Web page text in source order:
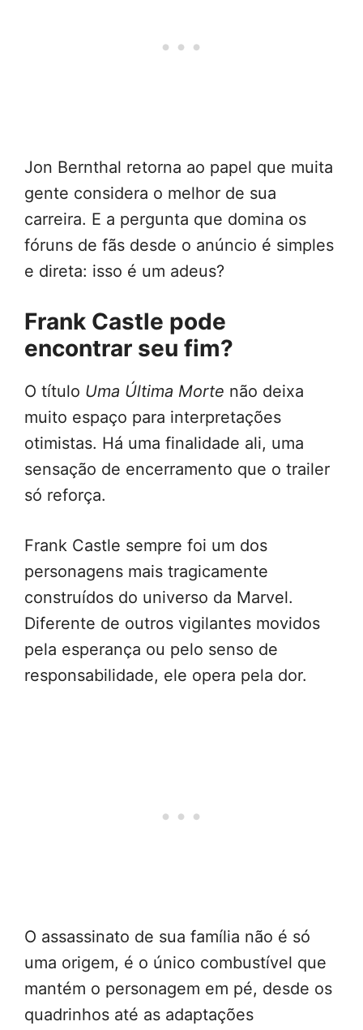
Jon Bernthal retorna ao papel que muita
gente considera o melhor de sua
carreira. E a pergunta que domina os
fóruns de fãs desde o anúncio é simples
e direta: isso é um adeus?
Frank Castle pode
encontrar seu fim?
O título Uma Última Morte não deixa
muito espaço para interpretações
otimistas. Há uma finalidade ali, uma
sensação de encerramento que o trailer
só reforça.
Frank Castle sempre foi um dos
personagens mais tragicamente
construídos do universo da Marvel.
Diferente de outros vigilantes movidos
pela esperança ou pelo senso de
responsabilidade, ele opera pela dor.
O assassinato de sua família não é só
uma origem, é o único combustível que
mantém o personagem em pé, desde os
quadrinhos até as adaptações